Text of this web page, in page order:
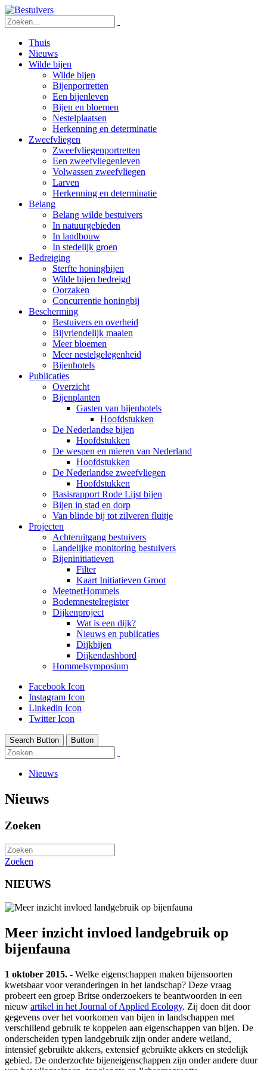
Thuis
Nieuws
Wilde bijen
Wilde bijen
Bijenportretten
Een bijenleven
Bijen en bloemen
Nestelplaatsen
Herkenning en determinatie
Zweefvliegen
Zweefvliegenportretten
Een zweefvliegenleven
Volwassen zweefvliegen
Larven
Herkenning en determinatie
Belang
Belang wilde bestuivers
In natuurgebieden
In landbouw
In stedelijk groen
Bedreiging
Sterfte honingbijen
Wilde bijen bedreigd
Oorzaken
Concurrentie honingbij
Bescherming
Bestuivers en overheid
Bijvriendelijk maaien
Meer bloemen
Meer nestelgelegenheid
Bijenhotels
Publicaties
Overzicht
Bijenplanten
Gasten van bijenhotels
Hoofdstukken
De Nederlandse bijen
Hoofdstukken
De wespen en mieren van Nederland
Hoofdstukken
De Nederlandse zweefvliegen
Hoofdstukken
Basisrapport Rode Lijst bijen
Bijen in stad en dorp
Van blinde bij tot zilveren fluitje
Projecten
Achteruitgang bestuivers
Landelijke monitoring bestuivers
Bijeninitiatieven
Filter
Kaart Initiatieven Groot
MeetnetHommels
Bodemnestelregister
Dijkenproject
Wat is een dijk?
Nieuws en publicaties
Dijkbijen
Dijkendashbord
Hommelsymposium
Facebook Icon
Instagram Icon
Linkedin Icon
Twitter Icon
Search Button Button
Nieuws
Nieuws
Zoeken
Zoeken
NIEUWS
Meer inzicht invloed landgebruik op
bijenfauna
1 oktober 2015. - Welke eigenschappen maken bijensoorten
kwetsbaar voor veranderingen in het landschap? Deze vraag
probeert een groep Britse onderzoekers te beantwoorden in een
nieuw artikel in het Journal of Applied Ecology. Zij doen dit door
gegevens over het voorkomen van bijen in landschappen met
verschillend gebruik te koppelen aan eigenschappen van bijen. De
onderscheiden typen landgebruik zijn onder andere weiland,
intensief gebruikte akkers, extensief gebruikte akkers en stedelijk
gebied. De onderzochte bijeneigenschappen zijn onder andere duur